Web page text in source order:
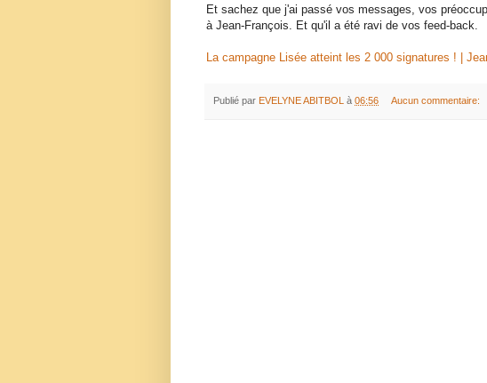
Et sachez que j'ai passé vos messages, vos
à Jean-François. Et qu'il a été ravi de vos feed-back.
La campagne Lisée atteint les 2 000 signatures ! |
Publié par EVELYNE ABITBOL à 06:56 Aucun commentaire: